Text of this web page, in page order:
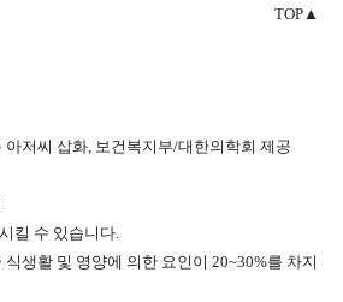
TOP▲
킬 수 있습니다.
생활 및 영양에 의한 요인이 20~30%를 차지